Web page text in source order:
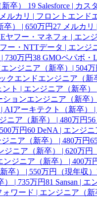
卒） 19 Salesforce | カス
メルカリ | フロントエンド
卒） | 650万円 27 メルカリ
ヤフー・マネフォ | エン
ー・NTTデータ | エンジ
730万円38 GMOペパボ・
ンジニア（新卒）| 504万
クエンドエンジニア（新
ト | エンジニア（新卒）
ョンエンジニア（新卒
AIアーキテクト（新卒） |
ニア（新卒） | 480万円 56
万円60 DeNA | エンジニ
ニア（新卒） | 480万円
ジニア（新卒） | 620万円
ンジニア（新卒） | 400万
卒） | 550万円（現年収）
） | 735万円81 Sansan | エ
ォワード | エンジニア（新